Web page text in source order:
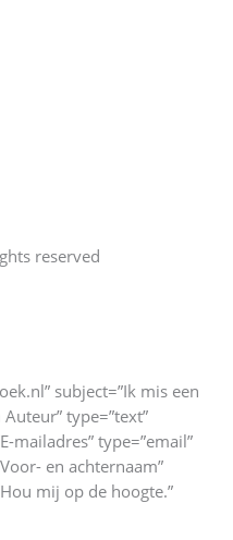
reserved
subject=”Ik mis een
type=”text”
mailadres” type=”email”
en achternaam”
mij op de hoogte.”